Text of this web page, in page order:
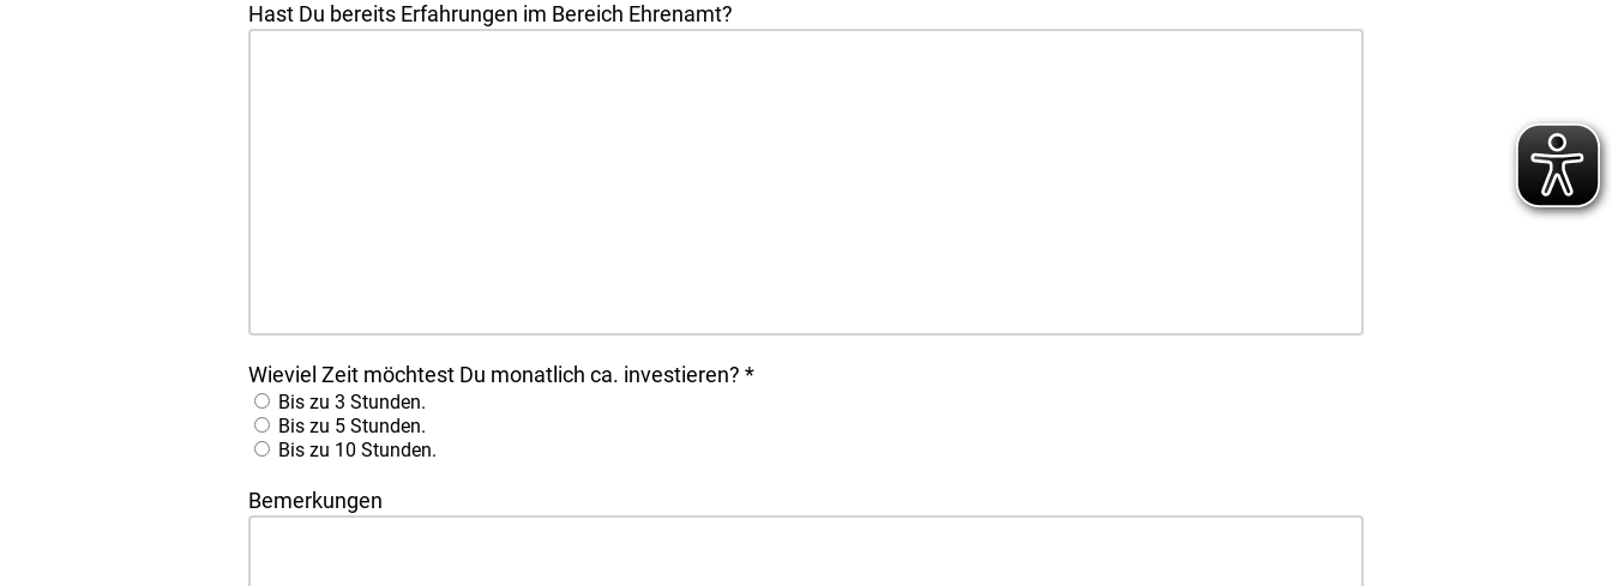
Hast Du bereits Erfahrungen im Bereich Ehrenamt?
Wieviel Zeit möchtest Du monatlich ca. investieren? *
Bis zu 3 Stunden.
Bis zu 5 Stunden.
Bis zu 10 Stunden.
Bemerkungen